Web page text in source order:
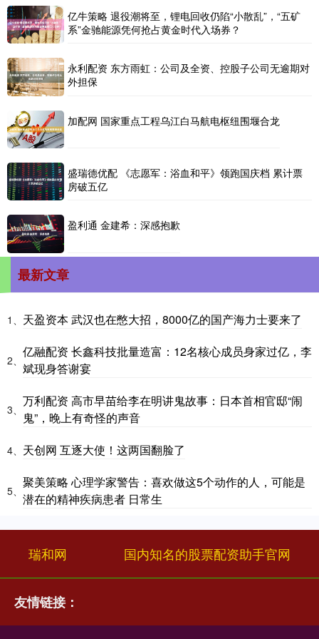
亿牛策略 退役潮将至，锂电回收仍陷“小散乱”，“五矿
系”金驰能源凭何抢占黄金时代入场券？
永利配资 东方雨虹：公司及全资、控股子公司无逾期对
外担保
加配网 国家重点工程乌江白马航电枢纽围堰合龙
盛瑞德优配 《志愿军：浴血和平》领跑国庆档 累计票
房破五亿
盈利通 金建希：深感抱歉
最新文章
1、 天盈资本 武汉也在憋大招，8000亿的国产海力士要来了
2、
亿融配资 长鑫科技批量造富：12名核心成员身家过亿，李
斌现身答谢宴
3、
万利配资 高市早苗给李在明讲鬼故事：日本首相官邸“闹
鬼”，晚上有奇怪的声音
4、 天创网 互逐大使！这两国翻脸了
5、
聚美策略 心理学家警告：喜欢做这5个动作的人，可能是
潜在的精神疾病患者 日常生
瑞和网 国内知名的股票配资助手官网
友情链接：